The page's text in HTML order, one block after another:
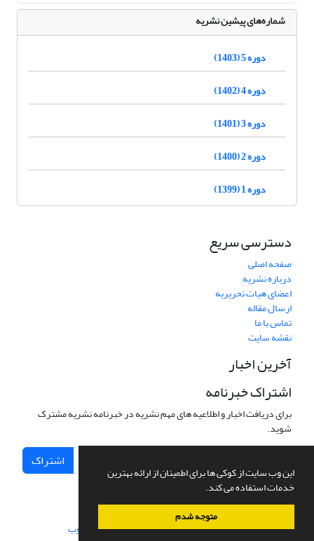
این وب سایت از کوکی ها برای اطمینان از ارائه بهترین
خدمات استفاده می کند.
متوجه شدم
شماره‌های پیشین نشریه
دوره 5 (1403)
دوره 4 (1402)
دوره 3 (1401)
دوره 2 (1400)
دوره 1 (1399)
دسترسی سریع
صفحه اصلی
درباره نشریه
اعضای هیات تحریریه
ارسال مقاله
تماس با ما
نقشه سایت
آخرین اخبار
اشتراک خبرنامه
برای دریافت اخبار و اطلاعیه های مهم نشریه در خبرنامه نشریه مشترک
شوید.
اشتراک
سامانه مدیریت نشریات علمی.طراحی و پیاده سازی از سیناوب